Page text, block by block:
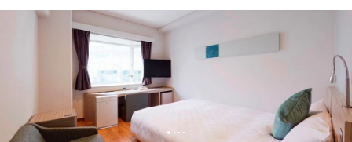
朝食“N's MORNING”付き
現地決済可 事前決済可
IN 15:00 - 26:00 OUT11:00
ポイント即利用で
最大7％OFF
¥ 18,064 ~
1 2 3 4